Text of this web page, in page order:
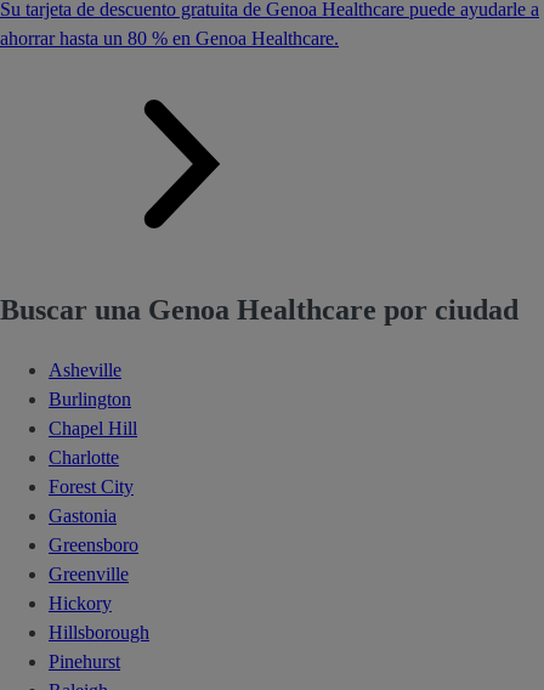
Su tarjeta de descuento gratuita de Genoa Healthcare puede ayudarle a
ahorrar hasta un 80 % en Genoa Healthcare.
Buscar una Genoa Healthcare por ciudad
Asheville
Burlington
Chapel Hill
Charlotte
Forest City
Gastonia
Greensboro
Greenville
Hickory
Hillsborough
Pinehurst